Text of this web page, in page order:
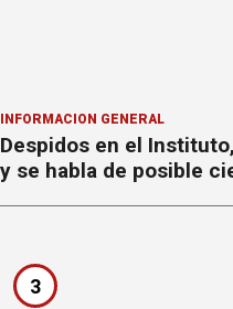
INFORMACION GENERAL
Despidos en el
y se habla de posible
3